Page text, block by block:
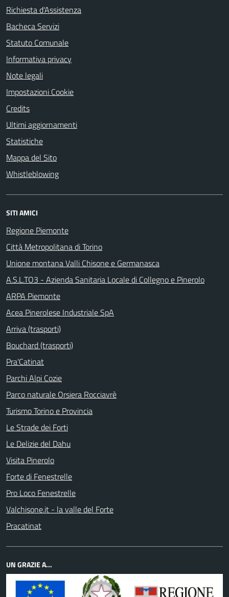
Richiesta d'Assistenza
Bacheca Servizi
Statuto Comunale
Informativa privacy
Note legali
Impostazioni Cookie
Credits
Ultimi aggiornamenti
Statistiche
Mappa del Sito
Whistleblowing
SITI AMICI
Regione Piemonte
Città Metropolitana di Torino
Unione montana Valli Chisone e Germanasca
A.S.L.TO3 - Azienda Sanitaria Locale di Collegno e Pinerolo
ARPA Piemonte
Acea Pinerolese Industriale SpA
Arriva (trasporti)
Bouchard (trasporti)
Pra'Catinat
Parchi Alpi Cozie
Parco naturale Orsiera Rocciavrè
Turismo Torino e Provincia
Le Strade dei Forti
Le Delizie del Dahu
Visita Pinerolo
Forte di Fenestrelle
Pro Loco Fenestrelle
Valchisone.it - la valle del Forte
Pracatinat
UN GRAZIE A...